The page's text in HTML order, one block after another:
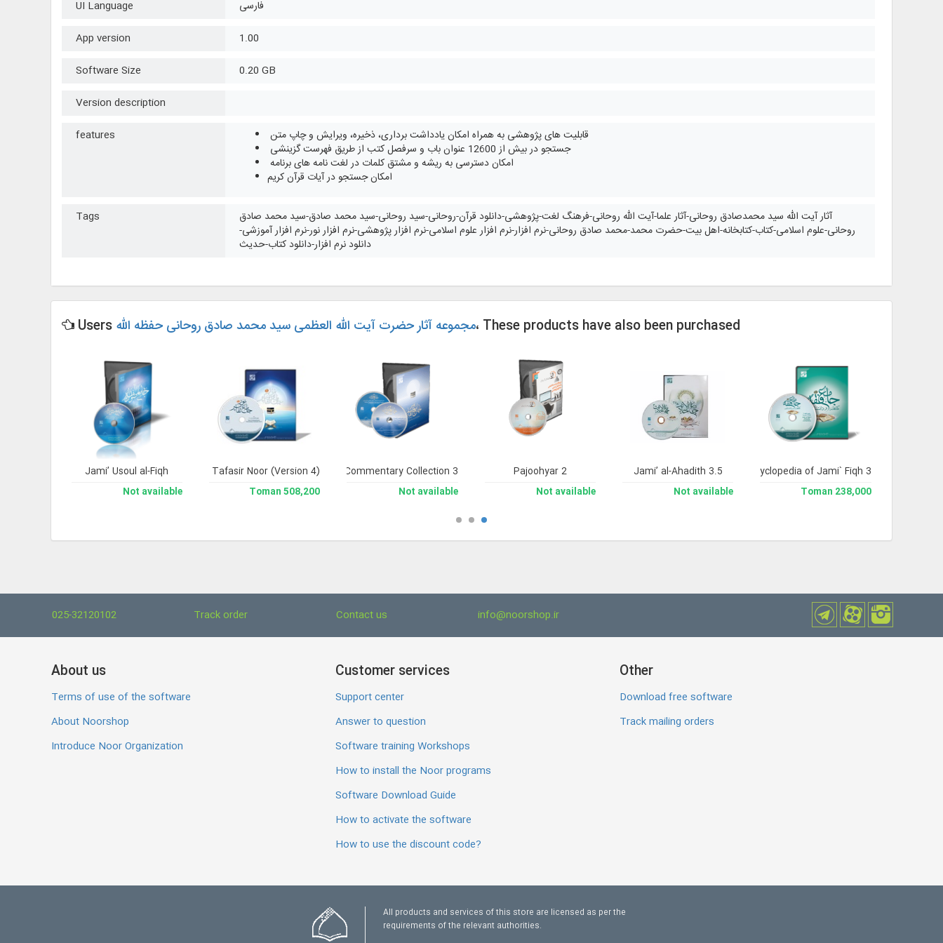
UI Language
فارسی
App version
1.00
Software Size
0.20 GB
Version description
features
قابلیت های پژوهشی به همراه امکان یادداشت برداری، ذخیره، ویرایش و چاپ متن
جستجو در بیش از 12600 عنوان باب و سرفصل کتب از طریق فهرست گزینشی
امکان دسترسی به ریشه و مشتق کلمات در لغت نامه های برنامه
امکان جستجو در آیات قرآن کریم
Tags
آثار آیت الله سید محمدصادق روحانی-آثار علما-آیت الله روحانی-فرهنگ لغت-پژوهشی-دانلود قرآن-روحانی-سید روحانی-سید محمد صادق-سید محمد صادق
روحانی-علوم اسلامی-کتاب-کتابخانه-اهل بیت-حضرت محمد-محمد صادق روحانی-نرم افزار-نرم افزار علوم اسلامی-نرم افزار پژوهشی-نرم افزار نور-نرم افزار آموزشی-
دانلود نرم افزار-دانلود کتاب-حدیث
Users مجموعه آثار حضرت آیت الله العظمی سید محمد صادق روحانی حفظه الله، These products have also been purchased
Library and Enclyclopedia of Jami` Fiqh 3
238,000 Toman
Jami’ al-Ahadith 3.5
Not available
Pajoohyar 2
Not available
Noor Comprehensive Commentary Collection 3
Not available
Jami` Tafasir Noor (Version 4)
508,200 Toman
Jami’ Usoul al-Fiqh
Not available
025-32120102 Track order Contact us info@noorshop.ir
About us
Terms of use of the software
About Noorshop
Introduce Noor Organization
Customer services
Support center
Answer to question
Software training Workshops
How to install the Noor programs
Software Download Guide
How to activate the software
How to use the discount code?
Other
Download free software
Track mailing orders
All products and services of this store are licensed as per the
requirements of the relevant authorities.